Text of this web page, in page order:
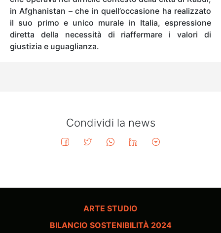
in Afghanistan – che in quell’occasione ha realizzato
il suo primo e unico murale in Italia, espressione
diretta della necessità di riaffermare i valori di
giustizia e uguaglianza.
Condividi la news
ARTE STUDIO
BILANCIO SOSTENIBILITÀ 2024